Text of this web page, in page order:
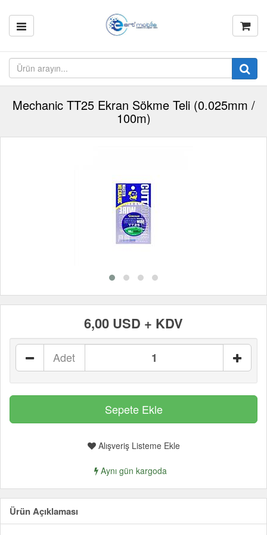
Mechanic TT25 Ekran Sökme Teli (0.025mm /
100m)
6,00 USD + KDV
Adet
Alışveriş Listeme Ekle
Aynı gün kargoda
Ürün Açıklaması